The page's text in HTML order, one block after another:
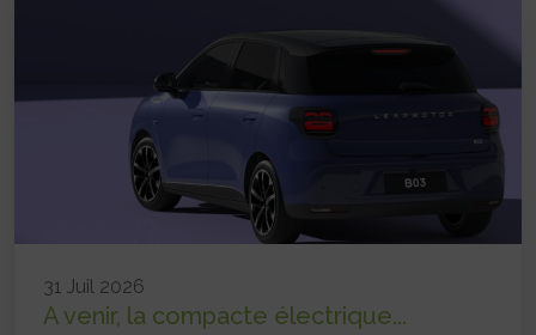
31 Juil 2026
A venir, la compacte électrique...